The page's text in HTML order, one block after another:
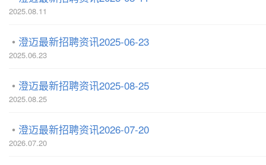
2025.08.11
澄迈最新招聘资讯2025-06-23
2025.06.23
澄迈最新招聘资讯2025-08-25
2025.08.25
澄迈最新招聘资讯2026-07-20
2026.07.20